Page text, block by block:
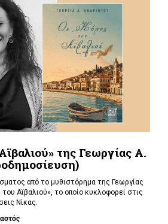
της Γεωργίας Α.
από το μυθιστόρημα της Γεωργίας
Αϊβαλιού», το οποίο κυκλοφορεί στις
Νίκας.